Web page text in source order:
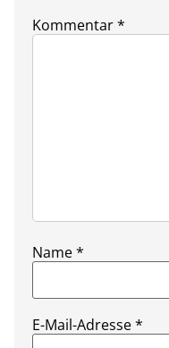
Kommentar*
Name*
E-Mail-Adresse*